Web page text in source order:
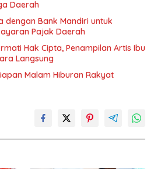
Daerah
dengan Bank Mandiri untuk
Pajak Daerah
Hak Cipta, Penampilan Artis Ibu
Langsung
Malam Hiburan Rakyat